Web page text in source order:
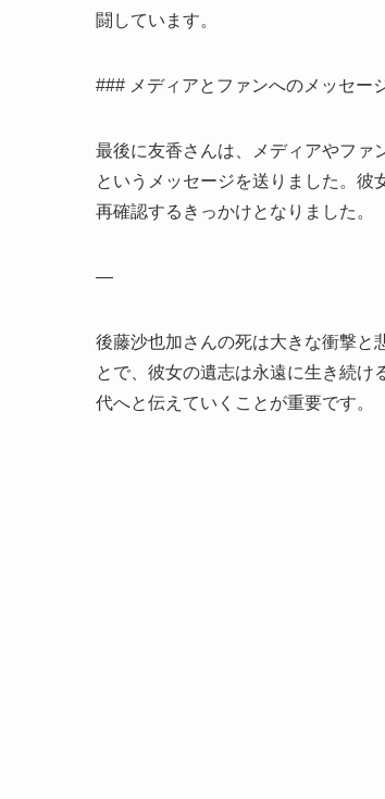
闘しています。
### メディアとファンへのメッセー
最後に友香さんは、メディアやファ
というメッセージを送りました。彼
再確認するきっかけとなりました。
—
後藤沙也加さんの死は大きな衝撃と
とで、彼女の遺志は永遠に生き続
代へと伝えていくことが重要です。